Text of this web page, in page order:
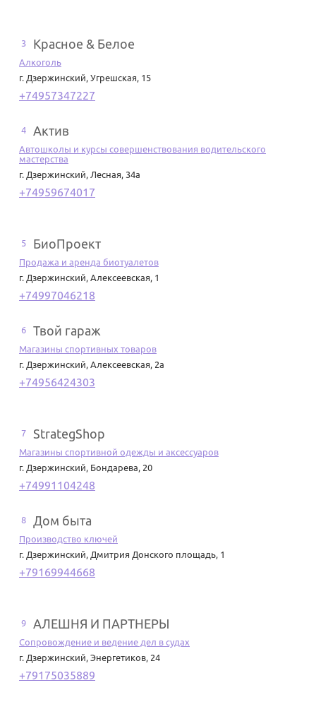
3 Красное & Белое
Алкоголь
г. Дзержинский, Угрешская, 15
+74957347227
4 Актив
Автошколы и курсы совершенствования водительского
мастерства
г. Дзержинский, Лесная, 34а
+74959674017
5 БиоПроект
Продажа и аренда биотуалетов
г. Дзержинский, Алексеевская, 1
+74997046218
6 Твой гараж
Магазины спортивных товаров
г. Дзержинский, Алексеевская, 2а
+74956424303
7 StrategShop
Магазины спортивной одежды и аксессуаров
г. Дзержинский, Бондарева, 20
+74991104248
8 Дом быта
Производство ключей
г. Дзержинский, Дмитрия Донского площадь, 1
+79169944668
9 АЛЕШНЯ И ПАРТНЕРЫ
Сопровождение и ведение дел в судах
г. Дзержинский, Энергетиков, 24
+79175035889